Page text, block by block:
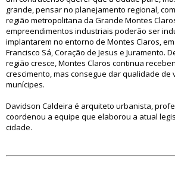
grande, pensar no planejamento regional,
região metropolitana da Grande Montes
empreendimentos industriais poderão ser
implantarem no entorno de Montes Claros,
Francisco Sá, Coração de Jesus e Juramento.
região cresce, Montes Claros continua
crescimento, mas consegue dar qualidade de
munícipes.
Davidson Caldeira é arquiteto urbanista,
coordenou a equipe que elaborou a atual
cidade.